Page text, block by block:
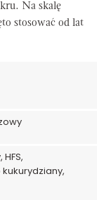
Na skalę
stosować od lat